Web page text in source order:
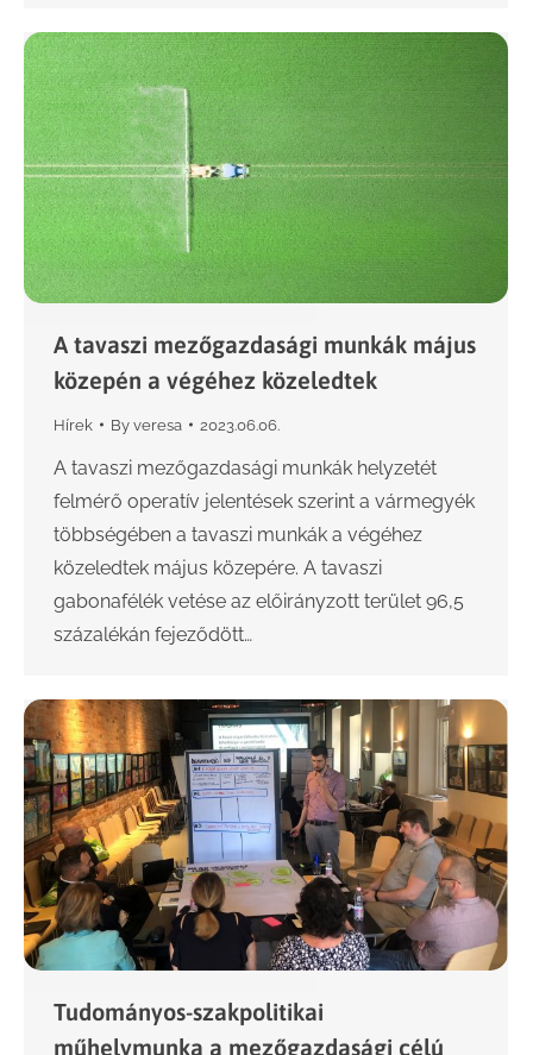
A tavaszi mezőgazdasági munkák május
közepén a végéhez közeledtek
Hírek By veresa 2023.06.06.
A tavaszi mezőgazdasági munkák helyzetét
felmérő operatív jelentések szerint a vármegyék
többségében a tavaszi munkák a végéhez
közeledtek május közepére. A tavaszi
gabonafélék vetése az előirányzott terület 96,5
százalékán fejeződött…
Tudományos-szakpolitikai
műhelymunka a mezőgazdasági célú